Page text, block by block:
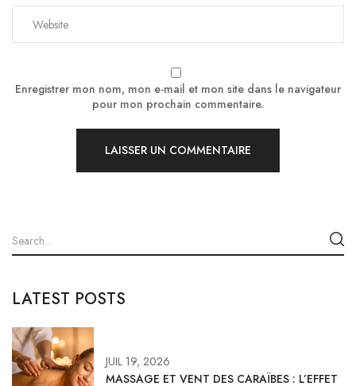
LATEST POSTS
JUIL 19, 2026
MASSAGE ET VENT DES CARAÏBES : L’EFFET
Enregistrer mon nom, mon e-mail et mon site dans le navigateur
pour mon prochain commentaire.